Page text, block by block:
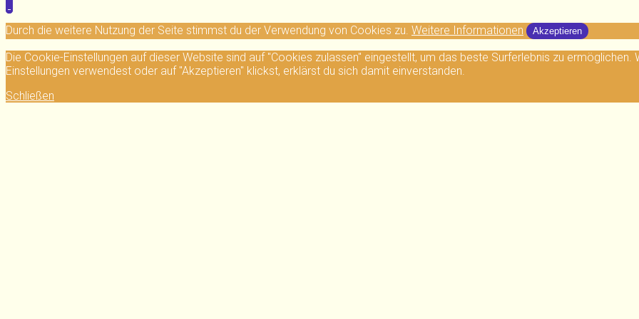
Durch die weitere Nutzung der Seite stimmst du der Verwendung von Cookies zu. Weitere Informationen Akzeptieren
Die Cookie-Einstellungen auf dieser Website sind auf "Cookies zulassen" eingestellt, um das beste Surferlebnis zu
Einstellungen verwendest oder auf "Akzeptieren" klickst, erklärst du sich damit einverstanden.
Schließen